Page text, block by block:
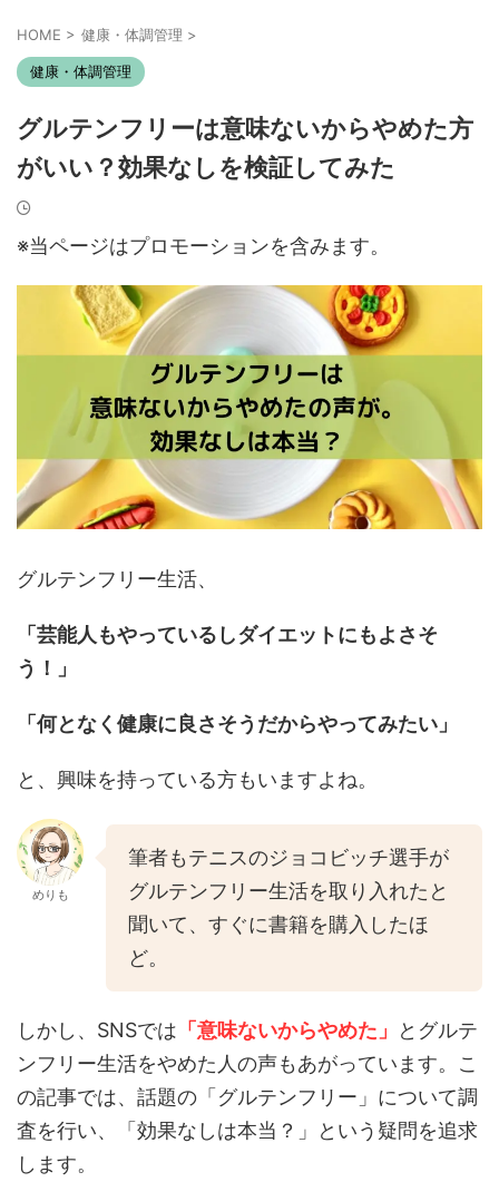
HOME > 健康・体調管理 >
健康・体調管理
グルテンフリーは意味ないからやめた方
がいい？効果なしを検証してみた
※当ページはプロモーションを含みます。
グルテンフリー生活、
「芸能人もやっているしダイエットにもよさそ
う！」
「何となく健康に良さそうだからやってみたい」
と、興味を持っている方もいますよね。
めりも
筆者もテニスのジョコビッチ選手が
グルテンフリー生活を取り入れたと
聞いて、すぐに書籍を購入したほ
ど。
しかし、SNSでは 「意味ないからやめた」
とグルテ
ンフリー生活をやめた人の声もあがっています。こ
の記事では、話題の「グルテンフリー」について調
査を行い、「効果なしは本当？」という疑問を追求
します。